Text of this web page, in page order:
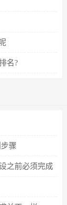
名?
骤
之前必须完成